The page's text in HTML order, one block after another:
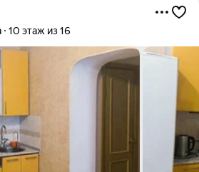
10 этаж из 16